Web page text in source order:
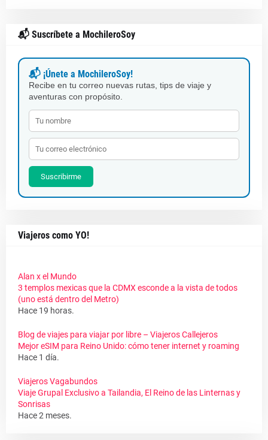
📬 Suscríbete a MochileroSoy
📬 ¡Únete a MochileroSoy!
Recibe en tu correo nuevas rutas, tips de viaje y
aventuras con propósito.
Suscribirme
Viajeros como YO!
Alan x el Mundo
3 templos mexicas que la CDMX esconde a la vista de todos
(uno está dentro del Metro)
Hace 19 horas.
Blog de viajes para viajar por libre – Viajeros Callejeros
Mejor eSIM para Reino Unido: cómo tener internet y roaming
Hace 1 día.
Viajeros Vagabundos
Viaje Grupal Exclusivo a Tailandia, El Reino de las Linternas y
Sonrisas
Hace 2 meses.